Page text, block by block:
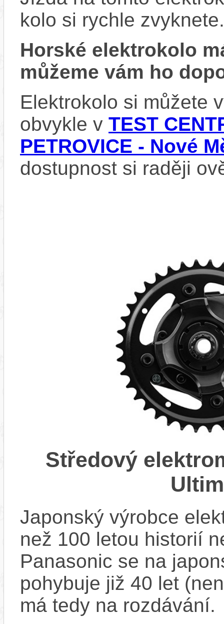
kolo si rychle zvyknete.
Horské elektrokolo
můžeme vám ho
Elektrokolo si můžete
obvykle v TEST
PETROVICE - Nové
dostupnost si raději
Středový
Japonský výrobce
než 100 letou historií
Panasonic se na
pohybuje již 40 let
má tedy na rozdávání.